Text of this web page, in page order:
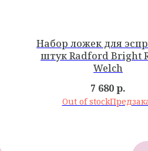
Набор ложек для
штук Radford Bright
Welch
7 680р.
Out of stock